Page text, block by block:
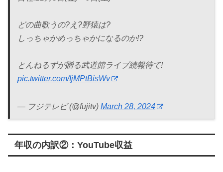
どの曲歌うの?え?野猿は?
しっちゃかめっちゃかになるのか!?
とんねるずが贈る武道館ライブ続報待て!
pic.twitter.com/IjMPtBisWv
— フジテレビ (@fujitv) March 28, 2024
年収の内訳②：YouTube収益